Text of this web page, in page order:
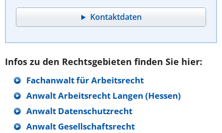
Kontaktdaten
Infos zu den Rechtsgebieten finden Sie hier:
Fachanwalt für Arbeitsrecht
Anwalt Arbeitsrecht Langen (Hessen)
Anwalt Datenschutzrecht
Anwalt Gesellschaftsrecht